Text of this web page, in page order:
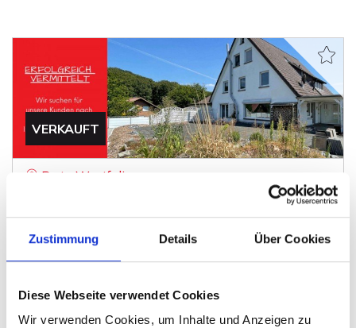
Zustimmung Details Über Cookies
Diese Webseite verwendet Cookies
Wir verwenden Cookies, um Inhalte und Anzeigen zu
VERKAUFT
Porta Westfalica
Tolle Eigentumswohnung mit einmaligem
Panoramablick in Hausberge
Etagenwohnung
WOHNFLÄCHE
ZIMMER